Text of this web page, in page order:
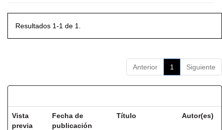
Resultados 1-1 de 1.
Anterior 1 Siguiente
Vista
previa
Fecha de
publicación
Título Autor(es)